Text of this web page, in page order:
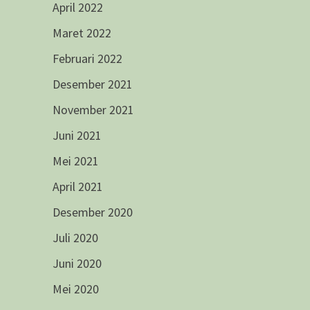
April 2022
Maret 2022
Februari 2022
Desember 2021
November 2021
Juni 2021
Mei 2021
April 2021
Desember 2020
Juli 2020
Juni 2020
Mei 2020